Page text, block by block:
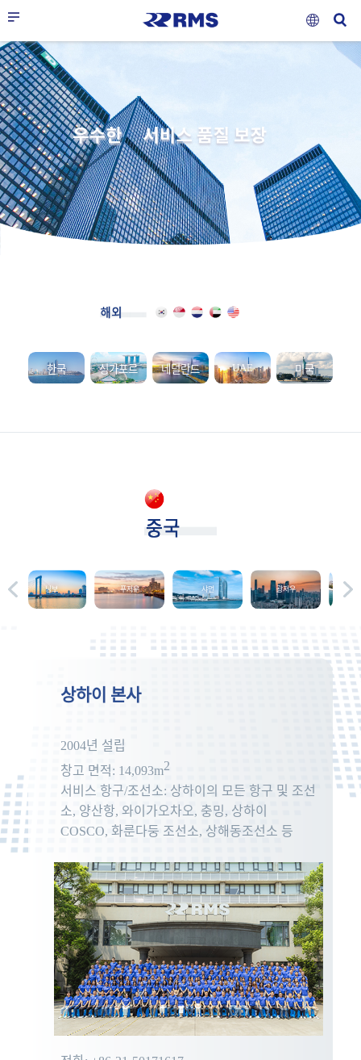
한국 싱가포르 네덜란드 UAE 미국
닝보 푸저우 샤먼 광저우 광시
상하이 본사
2004년 설립
창고 면적: 14,093m2
서비스 항구/조선소: 상하이의 모든 항구 및 조선
소, 양산항, 와이가오차오, 충밍, 상하이
COSCO, 화룬다둥 조선소, 상해동조선소 등